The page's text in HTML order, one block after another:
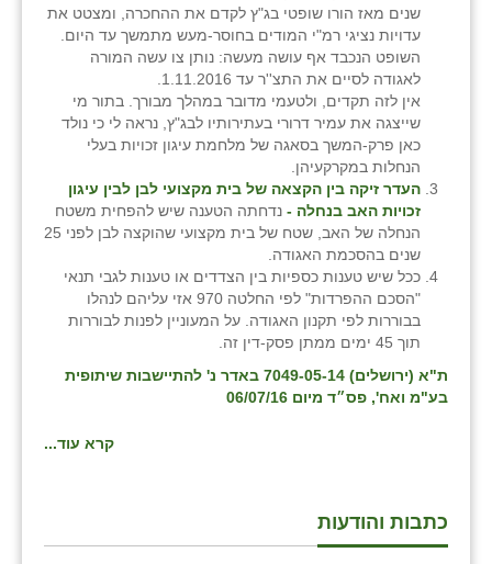
שנים מאז הורו שופטי בג"ץ לקדם את ההחכרה, ומצטט את
עדויות נציגי רמ"י המודים בחוסר-מעש מתמשך עד היום.
השופט הנכבד אף עושה מעשה: נותן צו עשה המורה
לאגודה לסיים את התצ''ר עד 1.11.2016.
אין לזה תקדים, ולטעמי מדובר במהלך מבורך. בתור מי
שייצגה את עמיר דרורי בעתירותיו לבג"ץ, נראה לי כי נולד
כאן פרק-המשך בסאגה של מלחמת עיגון זכויות בעלי
הנחלות במקרקעיהן.
העדר זיקה בין הקצאה של בית מקצועי לבן לבין עיגון
זכויות האב בנחלה - נדחתה הטענה שיש להפחית משטח
הנחלה של האב, שטח של בית מקצועי שהוקצה לבן לפני 25
שנים בהסכמת האגודה.
ככל שיש טענות כספיות בין הצדדים או טענות לגבי תנאי
"הסכם ההפרדות" לפי החלטה 970 אזי עליהם לנהלו
בבוררות לפי תקנון האגודה. על המעוניין לפנות לבוררות
תוך 45 ימים ממתן פסק-דין זה.
ת"א (ירושלים) 7049-05-14 באדר נ' להתיישבות שיתופית
בע"מ ואח', פס״ד מיום 06/07/16
קרא עוד...
כתבות והודעות
ורד יריחו
הדר עם
חבצלת השרון
חרב לאת
יבול (מורג)
יד השמונה